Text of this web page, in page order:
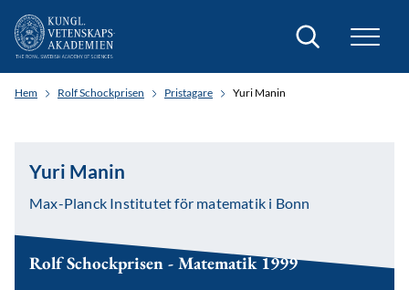
Sök
Hem Rolf Schockprisen Pristagare Yuri Manin
Yuri Manin
Max-Planck Institutet för matematik i Bonn
Rolf Schockprisen - Matematik 1999